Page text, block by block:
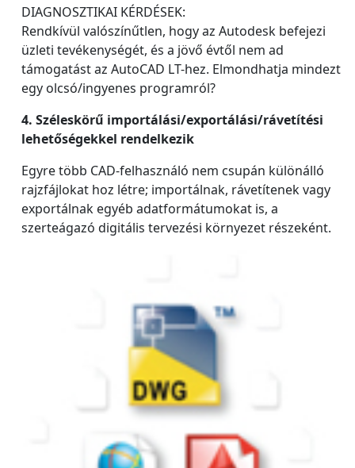
DIAGNOSZTIKAI KÉRDÉSEK:
Rendkívül valószínűtlen, hogy az Autodesk befejezi
üzleti tevékenységét, és a jövő évtől nem ad
támogatást az AutoCAD LT-hez. Elmondhatja mindezt
egy olcsó/ingyenes programról?
4. Széleskörű importálási/exportálási/rávetítési
lehetőségekkel rendelkezik
Egyre több CAD-felhasználó nem csupán különálló
rajzfájlokat hoz létre; importálnak, rávetítenek vagy
exportálnak egyéb adatformátumokat is, a
szerteágazó digitális tervezési környezet részeként.